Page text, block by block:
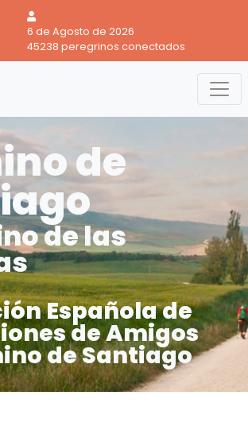
6 de Agosto de 2026
45238 peregrinos conectados
de
de las
Española de
de Amigos
de Santiago